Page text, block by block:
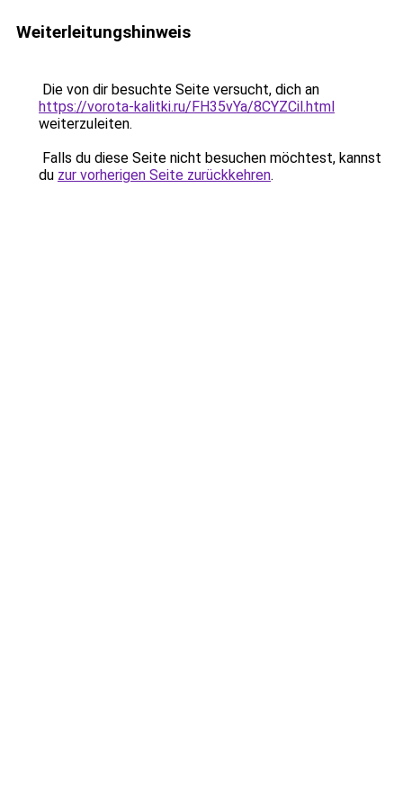
Weiterleitungshinweis
Die von dir besuchte Seite versucht, dich an
https://vorota-kalitki.ru/FH35vYa/8CYZCil.html
weiterzuleiten.
Falls du diese Seite nicht besuchen möchtest, kannst
du zur vorherigen Seite zurückkehren.